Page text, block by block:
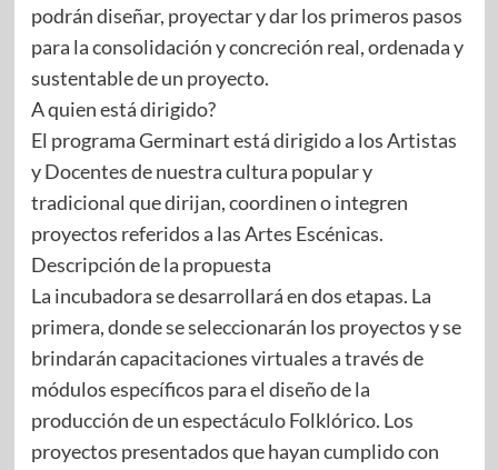
podrán diseñar, proyectar y dar los primeros pasos
para la consolidación y concreción real, ordenada y
sustentable de un proyecto.
A quien está dirigido?
El programa Germinart está dirigido a los Artistas
y Docentes de nuestra cultura popular y
tradicional que dirijan, coordinen o integren
proyectos referidos a las Artes Escénicas.
Descripción de la propuesta
La incubadora se desarrollará en dos etapas. La
primera, donde se seleccionarán los proyectos y se
brindarán capacitaciones virtuales a través de
módulos específicos para el diseño de la
producción de un espectáculo Folklórico. Los
proyectos presentados que hayan cumplido con